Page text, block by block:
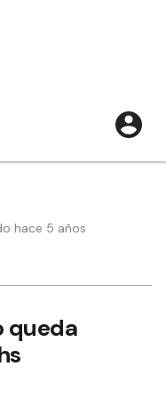
hace 5 años
queda